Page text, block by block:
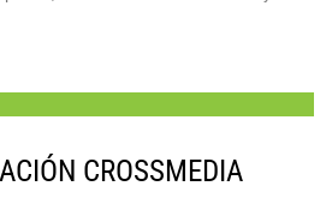
CROSSMEDIA